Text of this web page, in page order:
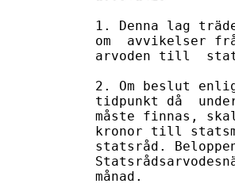
1. Denna lag
om  avvikelser
arvoden till
2. Om beslut
tidpunkt då
måste finnas,
kronor till
statsråd.
månad.